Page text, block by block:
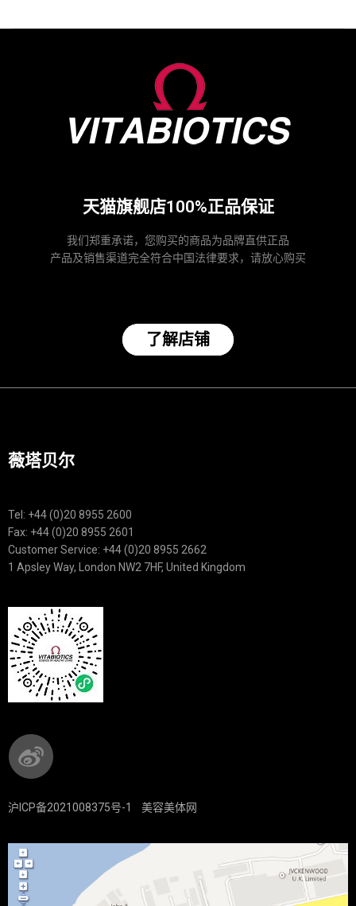
天猫旗舰店100%正品保证
我们郑重承诺，您购买的商品为品牌直供正品
产品及销售渠道完全符合中国法律要求，请放心购买
了解店铺
薇塔贝尔
Tel: +44 (0)20 8955 2600
Fax: +44 (0)20 8955 2601
Customer Service: +44 (0)20 8955 2662
1 Apsley Way, London NW2 7HF, United Kingdom
沪ICP备2021008375号-1 美容美体网